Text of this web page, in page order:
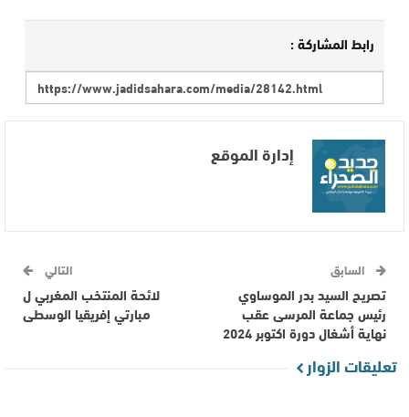
رابط المشاركة :
إدارة الموقع
السابق
تصريح السيد بدر الموساوي
رئيس جماعة المرسى عقب
نهاية أشغال دورة اكتوبر 2024
التالي
لائحة المنتخب المغربي ل
مبارتي إفريقيا الوسطى
تعليقات الزوار